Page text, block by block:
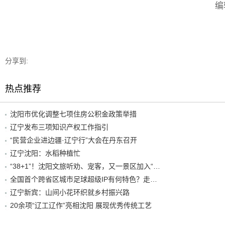
分享到:
热点推荐
沈阳市优化调整七项住房公积金政策举措
辽宁发布三项知识产权工作指引
“民营企业进边疆·辽宁行”大会在丹东召开
辽宁沈阳：水稻种植忙
辽宁新宾：山间小花环织就乡村振兴路
20余项“辽工辽作”亮相沈阳 展现优秀传统工艺